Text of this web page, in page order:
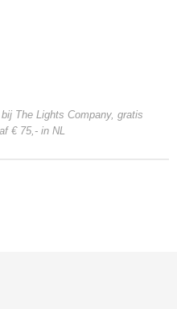
The Lights Company, gratis
€ 75,- in NL